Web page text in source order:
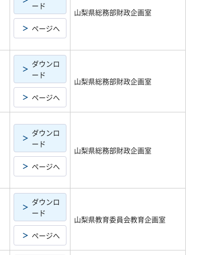
ード
ページへ
山梨県総務部財政企画室
ダウンロ
ード
ページへ
山梨県総務部財政企画室
ダウンロ
ード
ページへ
山梨県総務部財政企画室
ダウンロ
ード
ページへ
山梨県教育委員会教育企画室